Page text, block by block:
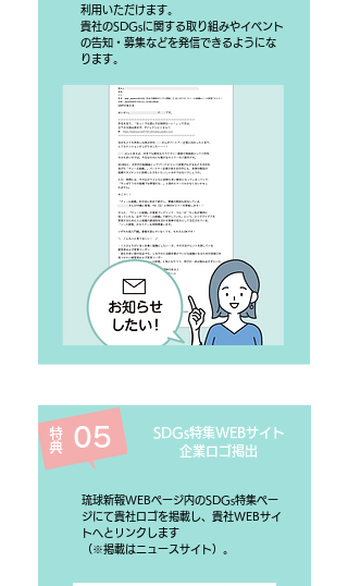
利用いただけます。
貴社のSDGsに関する取り組みやイベント
の告知・募集などを発信できるようにな
ります。
特典 05 SDGs特集WEBサイト
​企業ロゴ掲出
琉球新報WEBページ内のSDGs特集ペー
ジにて貴社ロゴを掲載し、貴社WEBサイ
トへとリンクします
（​※掲載はニュースサイト）。